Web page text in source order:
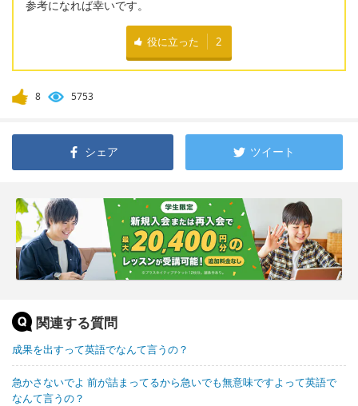
参考になれば幸いです。
役に立った 2
8 5753
シェア ツイート
関連する質問
成果を出すって英語でなんて言うの？
急かさないでよ 前が詰まってるから急いでも無意味ですよって英語で
なんて言うの？